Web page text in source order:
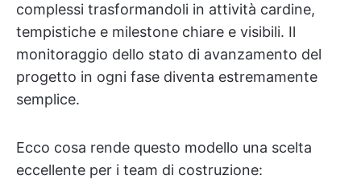
complessi trasformandoli in attività cardine,
tempistiche e milestone chiare e visibili. Il
monitoraggio dello stato di avanzamento del
progetto in ogni fase diventa estremamente
semplice.
Ecco cosa rende questo modello una scelta
eccellente per i team di costruzione: